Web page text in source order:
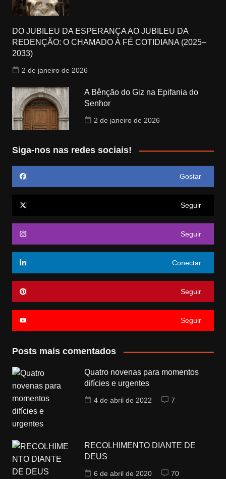
DO JUBILEU DA ESPERANÇA AO JUBILEU DA
REDENÇÃO: O CHAMADO À FÉ COTIDIANA (2025–
2033)
2 de janeiro de 2026
A Bênção do Giz na Epifania do
Senhor
2 de janeiro de 2026
Siga-nos nas redes sociais!
Gostar
Seguir
Seguir
Conectar
Seguir
Seguir
Posts mais comentados
Quatro novenas para momentos
difícies e urgentes
4 de abril de 2022 7
RECOLHIMENTO DIANTE DE
DEUS
6 de abril de 2020 70